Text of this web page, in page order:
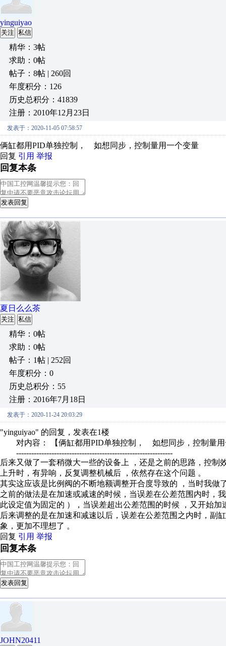
yinguiyao
关注 私信
精华：3帖
求助：0帖
帖子：8帖 | 260回
年度积分：126
历史总积分：41839
注册：2010年12月23日
发表于：2020-11-05 07:58:57
俩缸都用PID单独控制， 如想同步，控制量用一个变量
回复 引用 举报
回复本条
发表回复
夏日么么茶
关注 私信
精华：0帖
求助：0帖
帖子：1帖 | 252回
年度积分：0
历史总积分：55
注册：2016年7月18日
发表于：2020-11-24 20:03:29
"yinguiyao" 的回复，发表在1楼
对内容： 【俩缸都用PID单独控制， 如想同步，控制量用
--------------------------------------------------------------
后来又做了一套稍微大一些的设备上 ，还是之前的思路，控
上升时，有异响，反复调整机械后 ，依然存在这个问题 。
其实这应该是比例阀的不断地额调整开合度导致的 ，当时我做
之前的做法是在加速或减速的时候，当误差在公差范围内时，
此设定值为固定的 ），当误差超出公差范围的时候 ，又开始
后来调整的是在加速和减速以后，误差在公差范围之内时，副
象，更加不理想了 。
回复 引用 举报
回复本条
发表回复
JOHN20411